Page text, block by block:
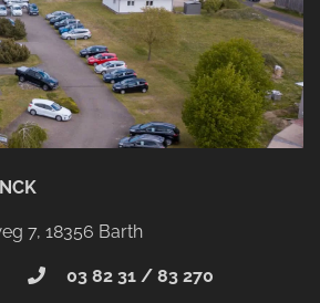
7, 18356 Barth
03 82 31 / 83 270